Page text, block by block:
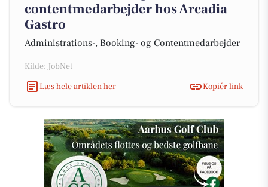
contentmedarbejder hos Arcadia
Gastro
Administrations-, Booking- og Contentmedarbejder
Kilde: JobNet
Læs hele artiklen her
Kopiér link